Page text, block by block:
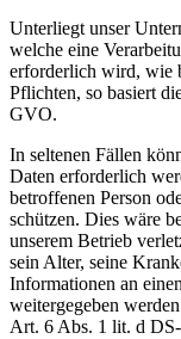
Unterliegt unser
welche eine
erforderlich wird, wie
Pflichten, so basiert
GVO.
In seltenen Fällen
Daten erforderlich
betroffenen Person
schützen. Dies wäre
unserem Betrieb
sein Alter, seine
Informationen an
weitergegeben
Art. 6 Abs. 1 lit. d